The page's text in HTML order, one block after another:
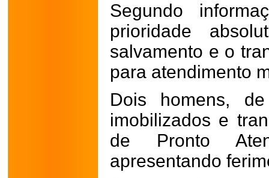
Segundo
prioridade
salvamento e o
para atendimento
Dois homens,
imobilizados e
de Pronto
apresentando